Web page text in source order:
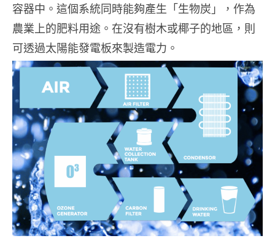
容器中。這個系統同時能夠產生「生物炭」，作為
農業上的肥料用途。在沒有樹木或椰子的地區，則
可透過太陽能發電板來製造電力。